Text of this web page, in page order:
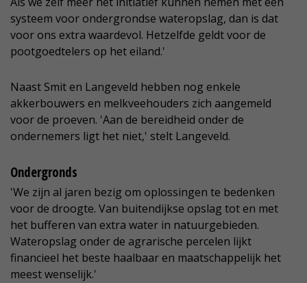
systeem voor ondergrondse wateropslag, dan is dat
voor ons extra waardevol. Hetzelfde geldt voor de
pootgoedtelers op het eiland.'
Naast Smit en Langeveld hebben nog enkele
akkerbouwers en melkveehouders zich aangemeld
voor de proeven. 'Aan de bereidheid onder de
ondernemers ligt het niet,' stelt Langeveld.
Ondergronds
'We zijn al jaren bezig om oplossingen te bedenken
voor de droogte. Van buitendijkse opslag tot en met
het bufferen van extra water in natuurgebieden.
Wateropslag onder de agrarische percelen lijkt
financieel het beste haalbaar en maatschappelijk het
meest wenselijk.'